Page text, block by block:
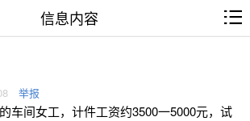
信息内容
举报
车间女工，计件工资约3500一5000元，试